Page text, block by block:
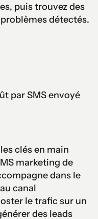
puis trouvez des
détectés.
par SMS envoyé
clés en main
marketing de
dans le
canal
le trafic sur un
des leads